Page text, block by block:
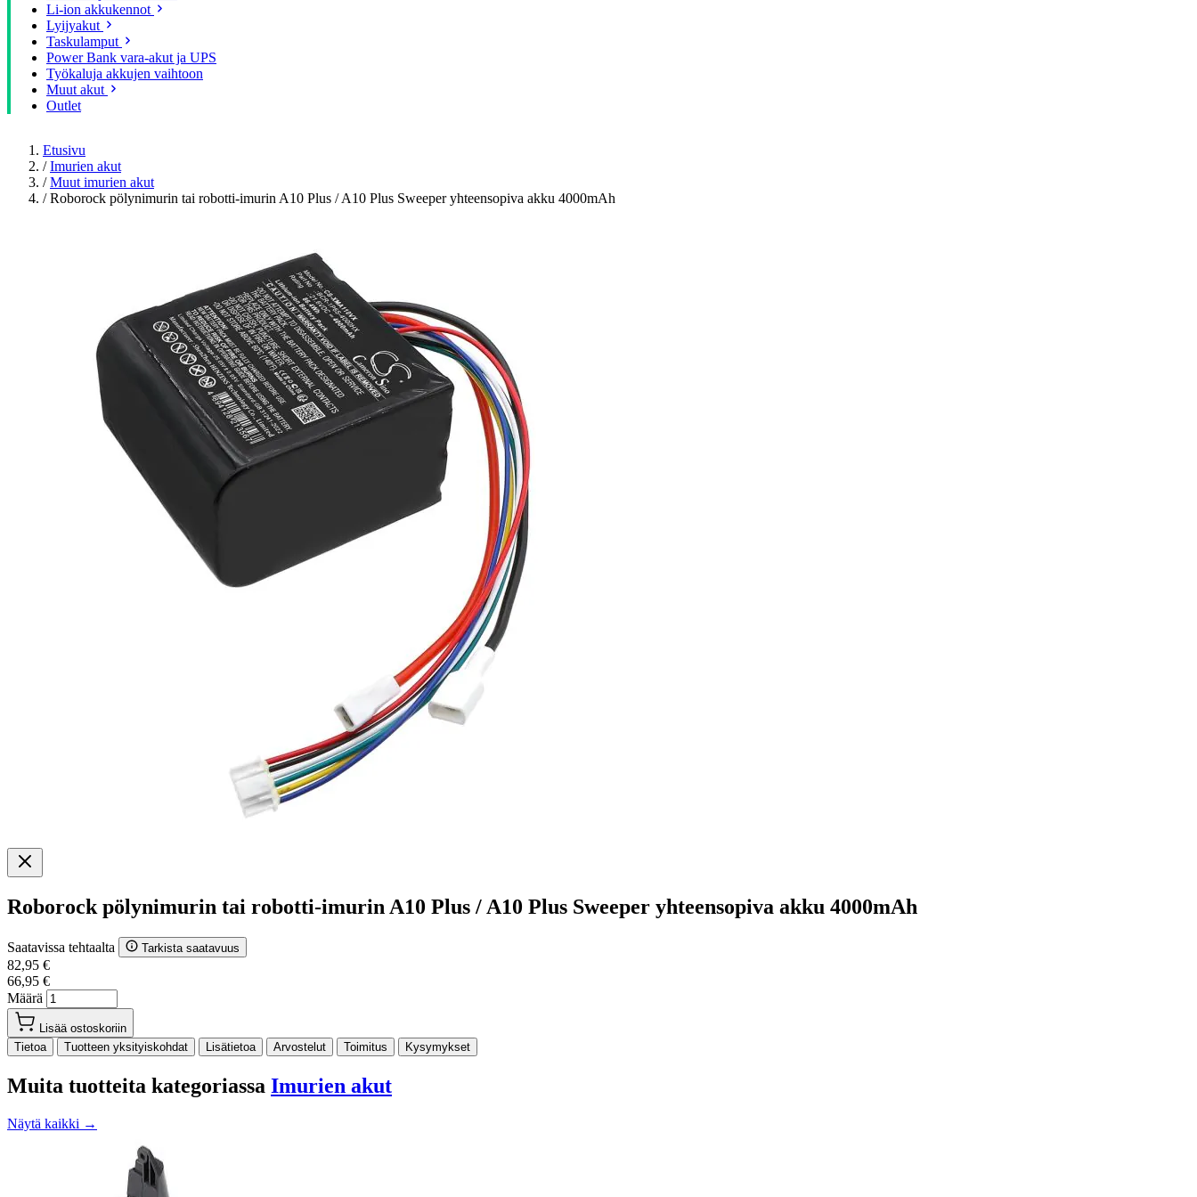
Li-ion akkukennot
Lyijyakut
Taskulamput
Power Bank vara-akut ja UPS
Työkaluja akkujen vaihtoon
Muut akut
Outlet
Etusivu
/ Imurien akut
/ Muut imurien akut
/ Roborock pölynimurin tai robotti-imurin A10 Plus / A10 Plus Sweeper yhteensopiva akku 4000mAh
Roborock pölynimurin tai robotti-imurin A10 Plus / A10 Plus Sweeper yhteensopiva akku 4000mAh
Saatavissa tehtaalta Tarkista saatavuus
82,95 €
66,95 €
Määrä
Lisää ostoskoriin
Tietoa
Tuotteen yksityiskohdat Lisätietoa Arvostelut Toimitus Kysymykset
Muita tuotteita kategoriassa Imurien akut
Näytä kaikki →